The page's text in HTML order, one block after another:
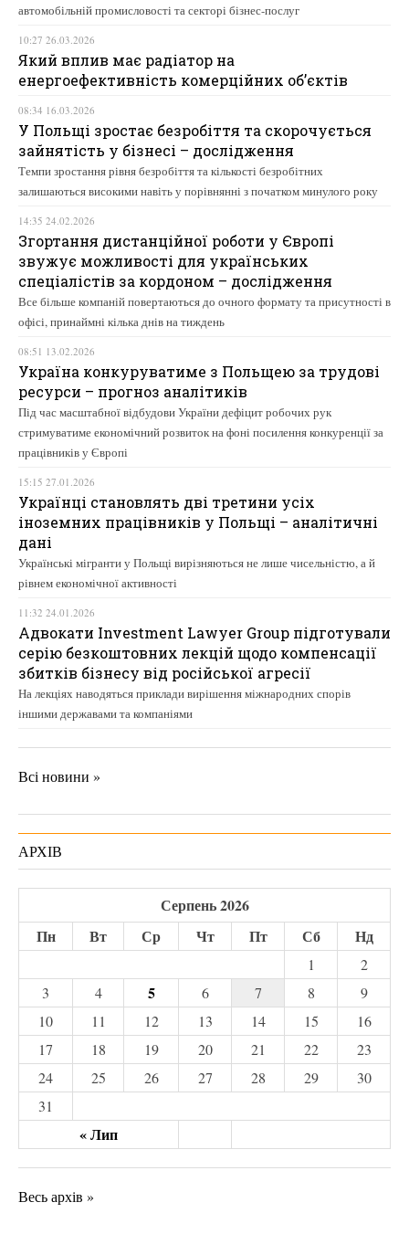
автомобільній промисловості та секторі бізнес-послуг
10:27 26.03.2026
Який вплив має радіатор на
енергоефективність комерційних об’єктів
08:34 16.03.2026
У Польщі зростає безробіття та скорочується
зайнятість у бізнесі – дослідження
Темпи зростання рівня безробіття та кількості безробітних
залишаються високими навіть у порівнянні з початком минулого року
14:35 24.02.2026
Згортання дистанційної роботи у Європі
звужує можливості для українських
спеціалістів за кордоном – дослідження
Все більше компаній повертаються до очного формату та присутності в
офісі, принаймні кілька днів на тиждень
08:51 13.02.2026
Україна конкуруватиме з Польщею за трудові
ресурси – прогноз аналітиків
Під час масштабної відбудови України дефіцит робочих рук
стримуватиме економічний розвиток на фоні посилення конкуренції за
працівників у Європі
15:15 27.01.2026
Українці становлять дві третини усіх
іноземних працівників у Польщі – аналітичні
дані
Українські мігранти у Польщі вирізняються не лише чисельністю, а й
рівнем економічної активності
11:32 24.01.2026
Адвокати Investment Lawyer Group підготували
серію безкоштовних лекцій щодо компенсації
збитків бізнесу від російської агресії
На лекціях наводяться приклади вирішення міжнародних спорів
іншими державами та компаніями
Всі новини »
АРХІВ
Серпень 2026
Пн
Вт Ср Чт Пт Сб Нд
« Лип
1
2
3
4 5 6 7 8
9
10
11 12 13 14 15
16
17
18 19 20 21 22
23
24
25 26 27 28 29
30
31
Весь архів »